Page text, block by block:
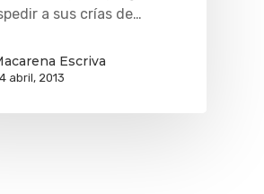
a sus crías de…
Escriva
abril, 2013